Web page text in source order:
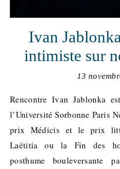
Ivan
intimiste sur
13
Rencontre Ivan Jablonka est historien, professeur à
l’Université Sorbonne Paris
prix Médicis et le prix
Laëtitia ou la Fin des
posthume bouleversante